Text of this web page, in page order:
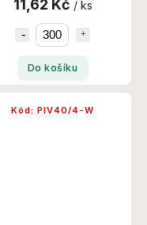
11,62 Kč / ks
Do košíku
Kód: PIV40/4-W